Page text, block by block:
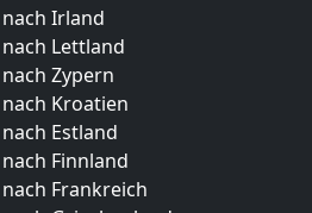
Irland
Lettland
Zypern
Kroatien
Estland
Finnland
Frankreich